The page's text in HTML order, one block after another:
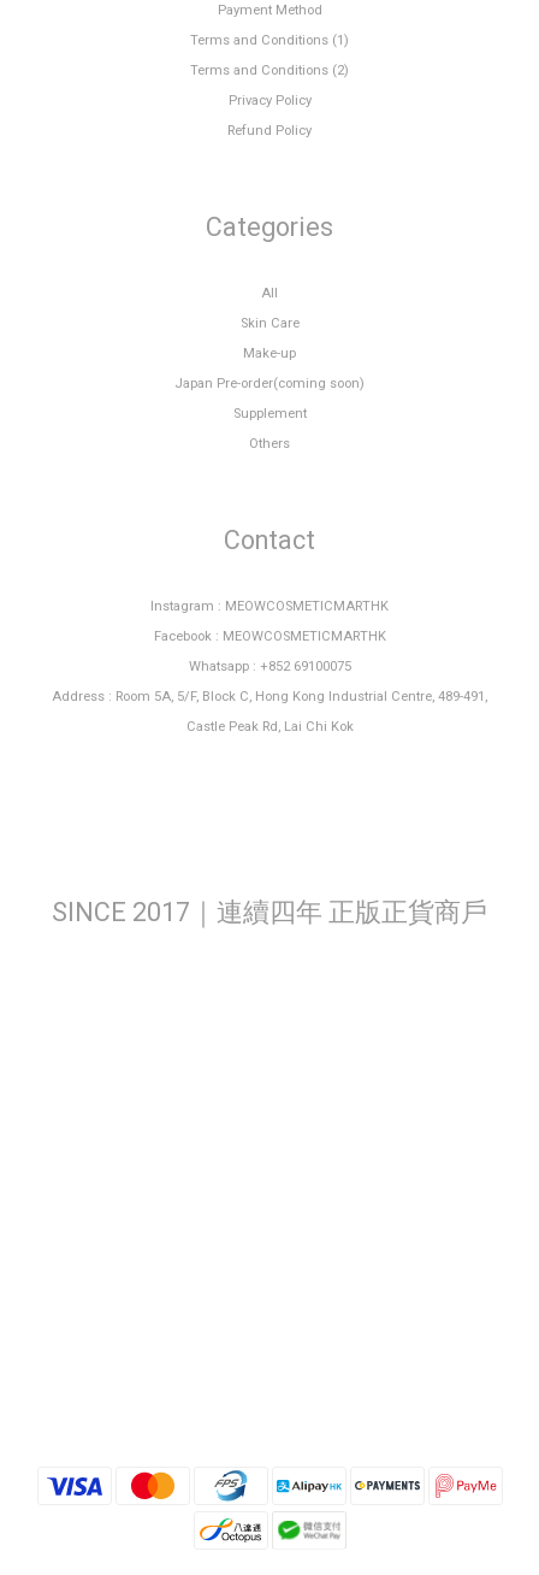
Payment Method
Terms and Conditions (1)
Terms and Conditions (2)
Privacy Policy
Refund Policy
Categories
All
Skin Care
Make-up
Japan Pre-order(coming soon)
Supplement
Others
Contact
Instagram : MEOWCOSMETICMARTHK
Facebook : MEOWCOSMETICMARTHK
Whatsapp : +852 69100075
Address : Room 5A, 5/F, Block C, Hong Kong Industrial Centre, 489-491,
Castle Peak Rd, Lai Chi Kok
SINCE 2017｜連續四年 正版正貨商戶